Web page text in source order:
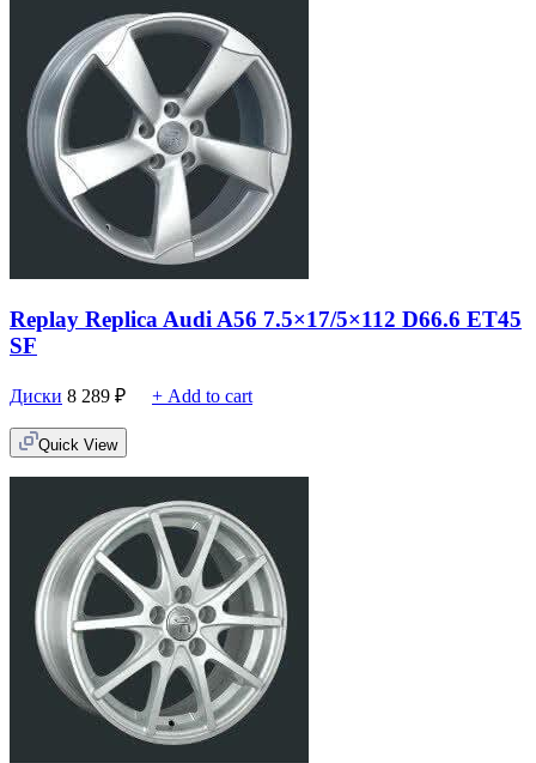
Replay Replica Audi A56 7.5×17/5×112 D66.6 ET45
SF
Диски 8 289 ₽ + Add to cart
Quick View